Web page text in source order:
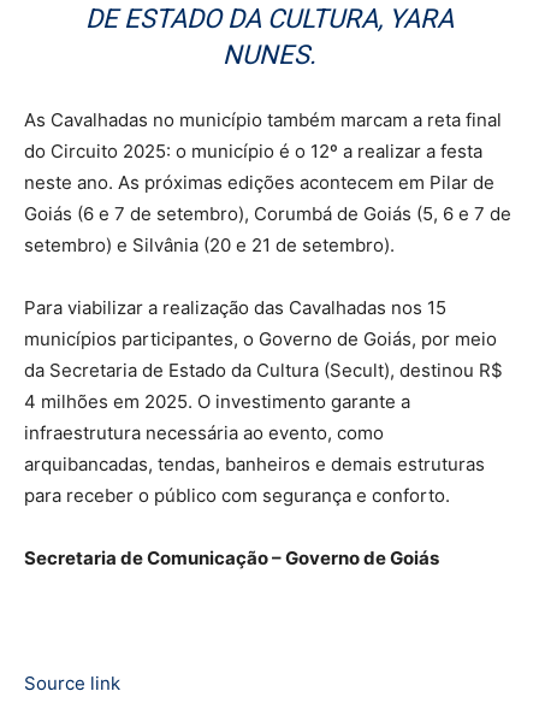
DE ESTADO DA CULTURA, YARA
NUNES.
As Cavalhadas no município também marcam a reta final
do Circuito 2025: o município é o 12º a realizar a festa
neste ano. As próximas edições acontecem em Pilar de
Goiás (6 e 7 de setembro), Corumbá de Goiás (5, 6 e 7 de
setembro) e Silvânia (20 e 21 de setembro).
Para viabilizar a realização das Cavalhadas nos 15
municípios participantes, o Governo de Goiás, por meio
da Secretaria de Estado da Cultura (Secult), destinou R$
4 milhões em 2025. O investimento garante a
infraestrutura necessária ao evento, como
arquibancadas, tendas, banheiros e demais estruturas
para receber o público com segurança e conforto.
Secretaria de Comunicação – Governo de Goiás
Source link